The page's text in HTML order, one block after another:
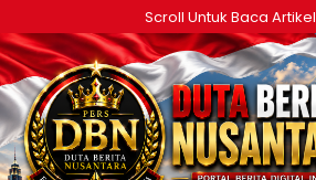
ke
konten
Scroll Untuk Baca Artikel